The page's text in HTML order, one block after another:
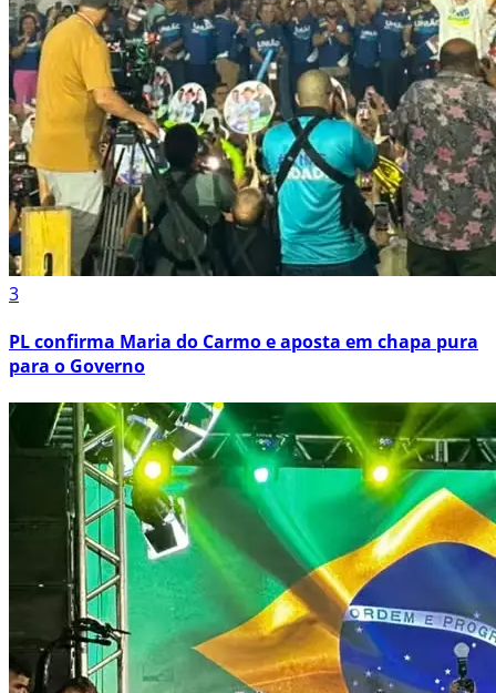
3
PL confirma Maria do Carmo e aposta em chapa pura
para o Governo